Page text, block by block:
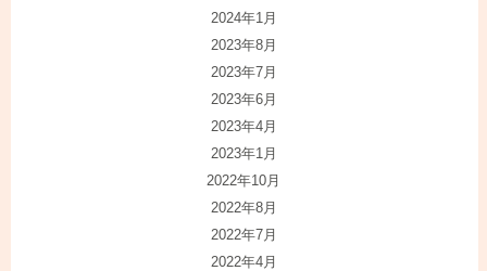
2024年1月
2023年8月
2023年7月
2023年6月
2023年4月
2023年1月
2022年10月
2022年8月
2022年7月
2022年4月